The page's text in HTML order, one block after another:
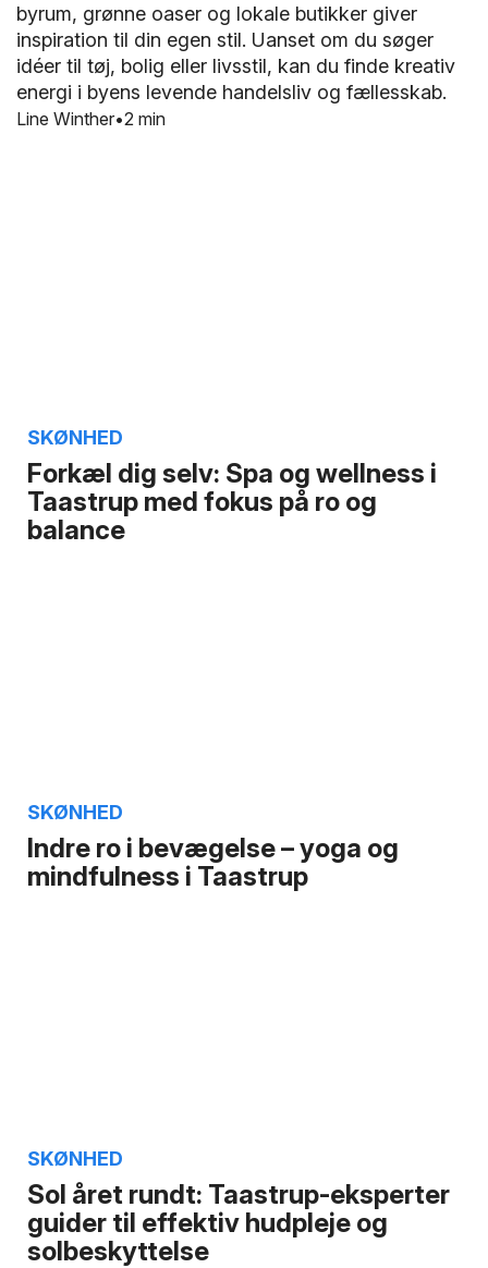
2 min
byrum, grønne oaser og lokale butikker giver
inspiration til din egen stil. Uanset om du søger
idéer til tøj, bolig eller livsstil, kan du finde kreativ
energi i byens levende handelsliv og fællesskab.
Line Winther
Forkæl dig selv: Spa og wellness i
Taastrup med fokus på ro og
balance
SKØNHED
Indre ro i bevægelse – yoga og
mindfulness i Taastrup
SKØNHED
Sol året rundt: Taastrup-eksperter
guider til effektiv hudpleje og
solbeskyttelse
SKØNHED